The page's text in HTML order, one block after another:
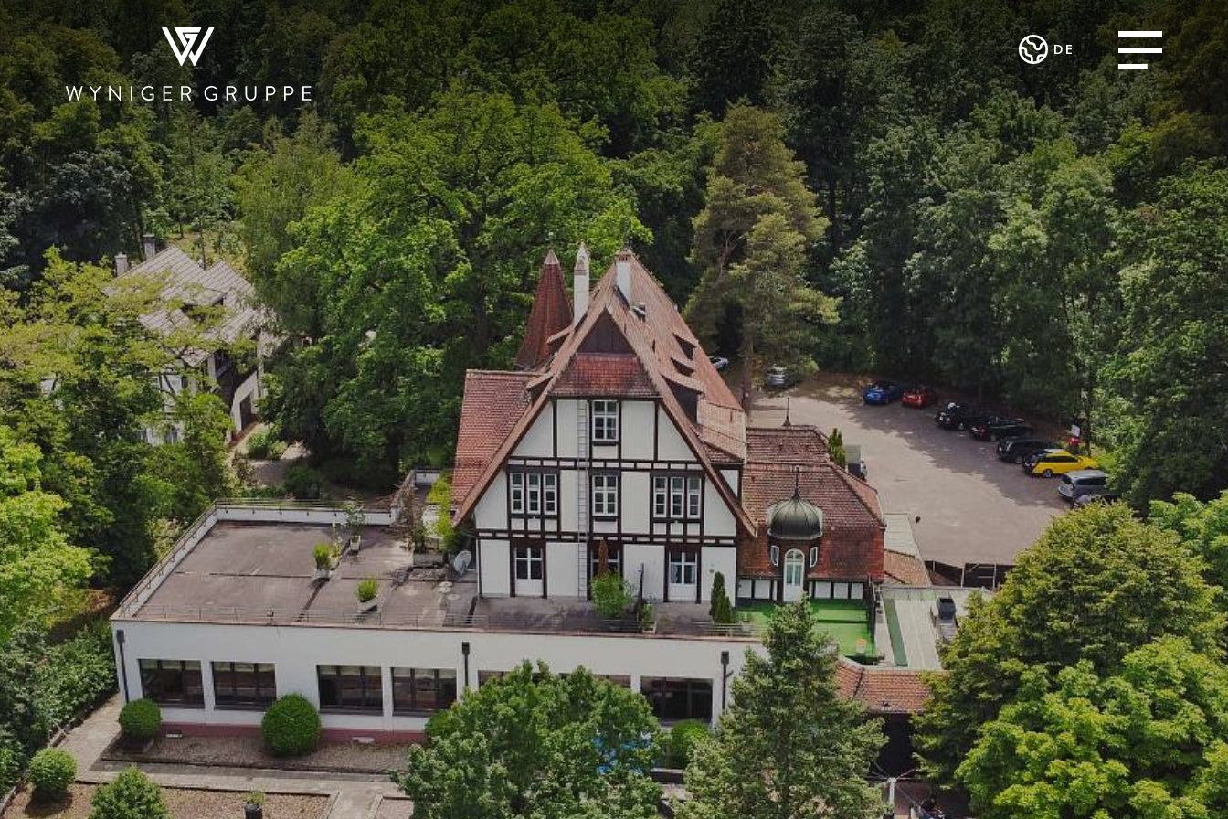
DE
Deutsch
English
Open menu
WER WIR SIND NEWS & MEDIEN JOBS KONTAKT
RESTAURATION
Restaurants und
Kantinen und
Mensen
PIER Bäder by
Ryago
KUNSCHTI by
Ryago
HOTELLERIE
Der Teufelhof
Basel
SET
Hotel.Residence
by Teufelhof Basel
Waldhaus beider
Basel
PRODUKTION
UND HANDEL
Beschle
Stadtmauer Brauer
Rösterei
Rheinbrand
Ladenlokale
CATERING UND
EVENTS
Verpflegungs-
Service
Events
Event-Plattform
Klybeck 610
Wyniger
Downtown Basel
FACILITY
MANAGEMENT
WIN Services
DIENSTLEISTUNGEN
UND PROJEKTE
Beratung und
Outsourcing
Einkaufsgemeinschaft
ARBEITSINTEGRATION
UND SOZIALES
ENGAGEMENT
Verein MALIAN
KUNST UND
KULTUR
Theater im
Teufelhof
Radio Waldhaus
FM